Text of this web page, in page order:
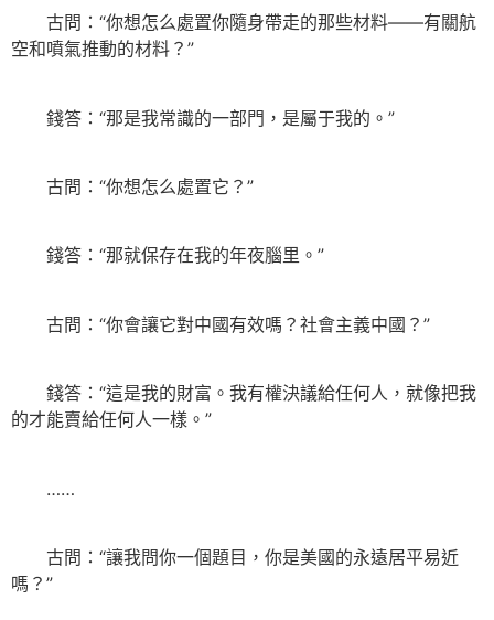
古問：“你想怎么處置你隨身帶走的那些材料——有關航
空和噴氣推動的材料？”
錢答：“那是我常識的一部門，是屬于我的。”
古問：“你想怎么處置它？”
錢答：“那就保存在我的年夜腦里。”
古問：“你會讓它對中國有效嗎？社會主義中國？”
錢答：“這是我的財富。我有權決議給任何人，就像把我
的才能賣給任何人一樣。”
……
古問：“讓我問你一個題目，你是美國的永遠居平易近
嗎？”